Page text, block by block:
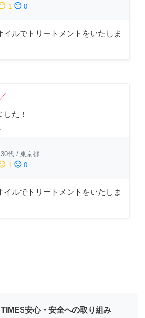
1 sentiment_dissatisfied 0
イルでトリートメントをいたしま
た！
30代 / 東京都
1 sentiment_dissatisfied 0
イルでトリートメントをいたしま
安心・安全への取り組み